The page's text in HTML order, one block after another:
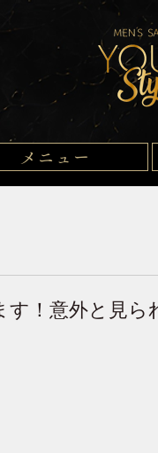
メニュー
す！意外と見